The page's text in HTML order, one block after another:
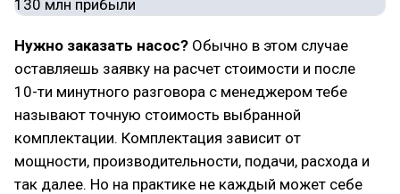
Нужно заказать насос? Обычно в этом случае
оставляешь заявку на расчет стоимости и после
10-ти минутного разговора с менеджером тебе
называют точную стоимость выбранной
комплектации. Комплектация зависит от
мощности, производительности, подачи, расхода и
так далее. Но на практике не каждый может себе